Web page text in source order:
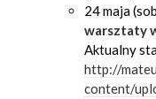
24 maja
warsztaty
Aktualny
http://
content/